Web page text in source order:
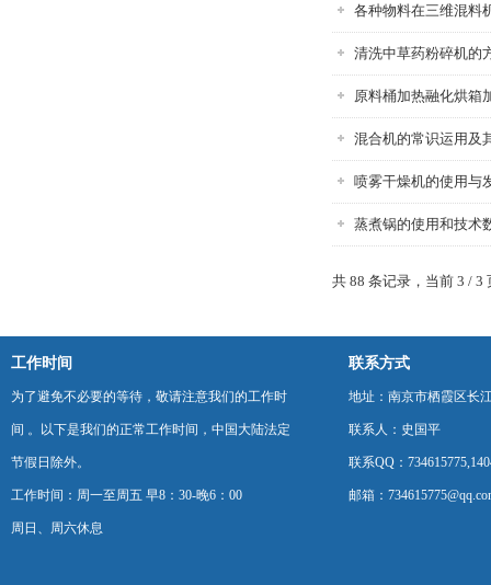
各种物料在三维混料
清洗中草药粉碎机的
原料桶加热融化烘箱
混合机的常识运用及
喷雾干燥机的使用与
蒸煮锅的使用和技术
共 88 条记录，当前 3 /
工作时间
为了避免不必要的等待，敬请注意我们的工作时
间 。以下是我们的正常工作时间，中国大陆法定
节假日除外。
工作时间：周一至周五 早8：30-晚6：00
周日、周六休息
联系方式
地址：南京市栖霞区长
联系人：史国平
联系QQ：
邮箱：